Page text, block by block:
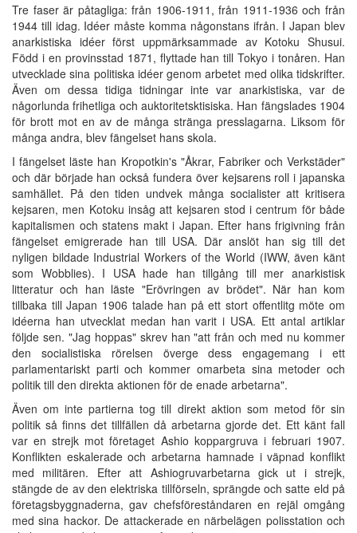
Tre faser är påtagliga: från 1906-1911, från 1911-1936 och från
1944 till idag. Idéer måste komma någonstans ifrån. I Japan blev
anarkistiska idéer först uppmärksammade av Kotoku Shusui.
Född i en provinsstad 1871, flyttade han till Tokyo i tonåren. Han
utvecklade sina politiska idéer genom arbetet med olika tidskrifter.
Även om dessa tidiga tidningar inte var anarkistiska, var de
någorlunda frihetliga och auktoritetsktisiska. Han fängslades 1904
för brott mot en av de många stränga presslagarna. Liksom för
många andra, blev fängelset hans skola.
I fängelset läste han Kropotkin's "Åkrar, Fabriker och Verkstäder"
och där började han också fundera över kejsarens roll i japanska
samhället. På den tiden undvek många socialister att kritisera
kejsaren, men Kotoku insåg att kejsaren stod i centrum för både
kapitalismen och statens makt i Japan. Efter hans frigivning från
fängelset emigrerade han till USA. Där anslöt han sig till det
nyligen bildade Industrial Workers of the World (IWW, även känt
som Wobblies). I USA hade han tillgång till mer anarkistisk
litteratur och han läste "Erövringen av brödet". När han kom
tillbaka till Japan 1906 talade han på ett stort offentlitg möte om
idéerna han utvecklat medan han varit i USA. Ett antal artiklar
följde sen. "Jag hoppas" skrev han "att från och med nu kommer
den socialistiska rörelsen överge dess engagemang i ett
parlamentariskt parti och kommer omarbeta sina metoder och
politik till den direkta aktionen för de enade arbetarna".
Även om inte partierna tog till direkt aktion som metod för sin
politik så finns det tillfällen då arbetarna gjorde det. Ett känt fall
var en strejk mot företaget Ashio koppargruva i februari 1907.
Konflikten eskalerade och arbetarna hamnade i väpnad konflikt
med militären. Efter att Ashiogruvarbetarna gick ut i strejk,
stängde de av den elektriska tillförseln, sprängde och satte eld på
företagsbyggnaderna, gav chefsföreståndaren en rejäl omgång
med sina hackor. De attackerade en närbelägen polisstation och